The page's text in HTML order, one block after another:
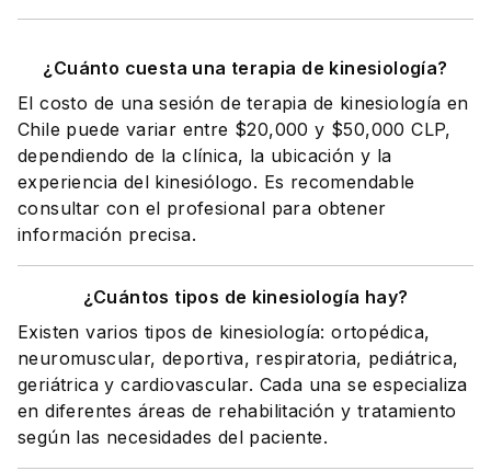
¿Cuánto cuesta una terapia de kinesiología?
El costo de una sesión de terapia de kinesiología en
Chile puede variar entre $20,000 y $50,000 CLP,
dependiendo de la clínica, la ubicación y la
experiencia del kinesiólogo. Es recomendable
consultar con el profesional para obtener
información precisa.
¿Cuántos tipos de kinesiología hay?
Existen varios tipos de kinesiología: ortopédica,
neuromuscular, deportiva, respiratoria, pediátrica,
geriátrica y cardiovascular. Cada una se especializa
en diferentes áreas de rehabilitación y tratamiento
según las necesidades del paciente.